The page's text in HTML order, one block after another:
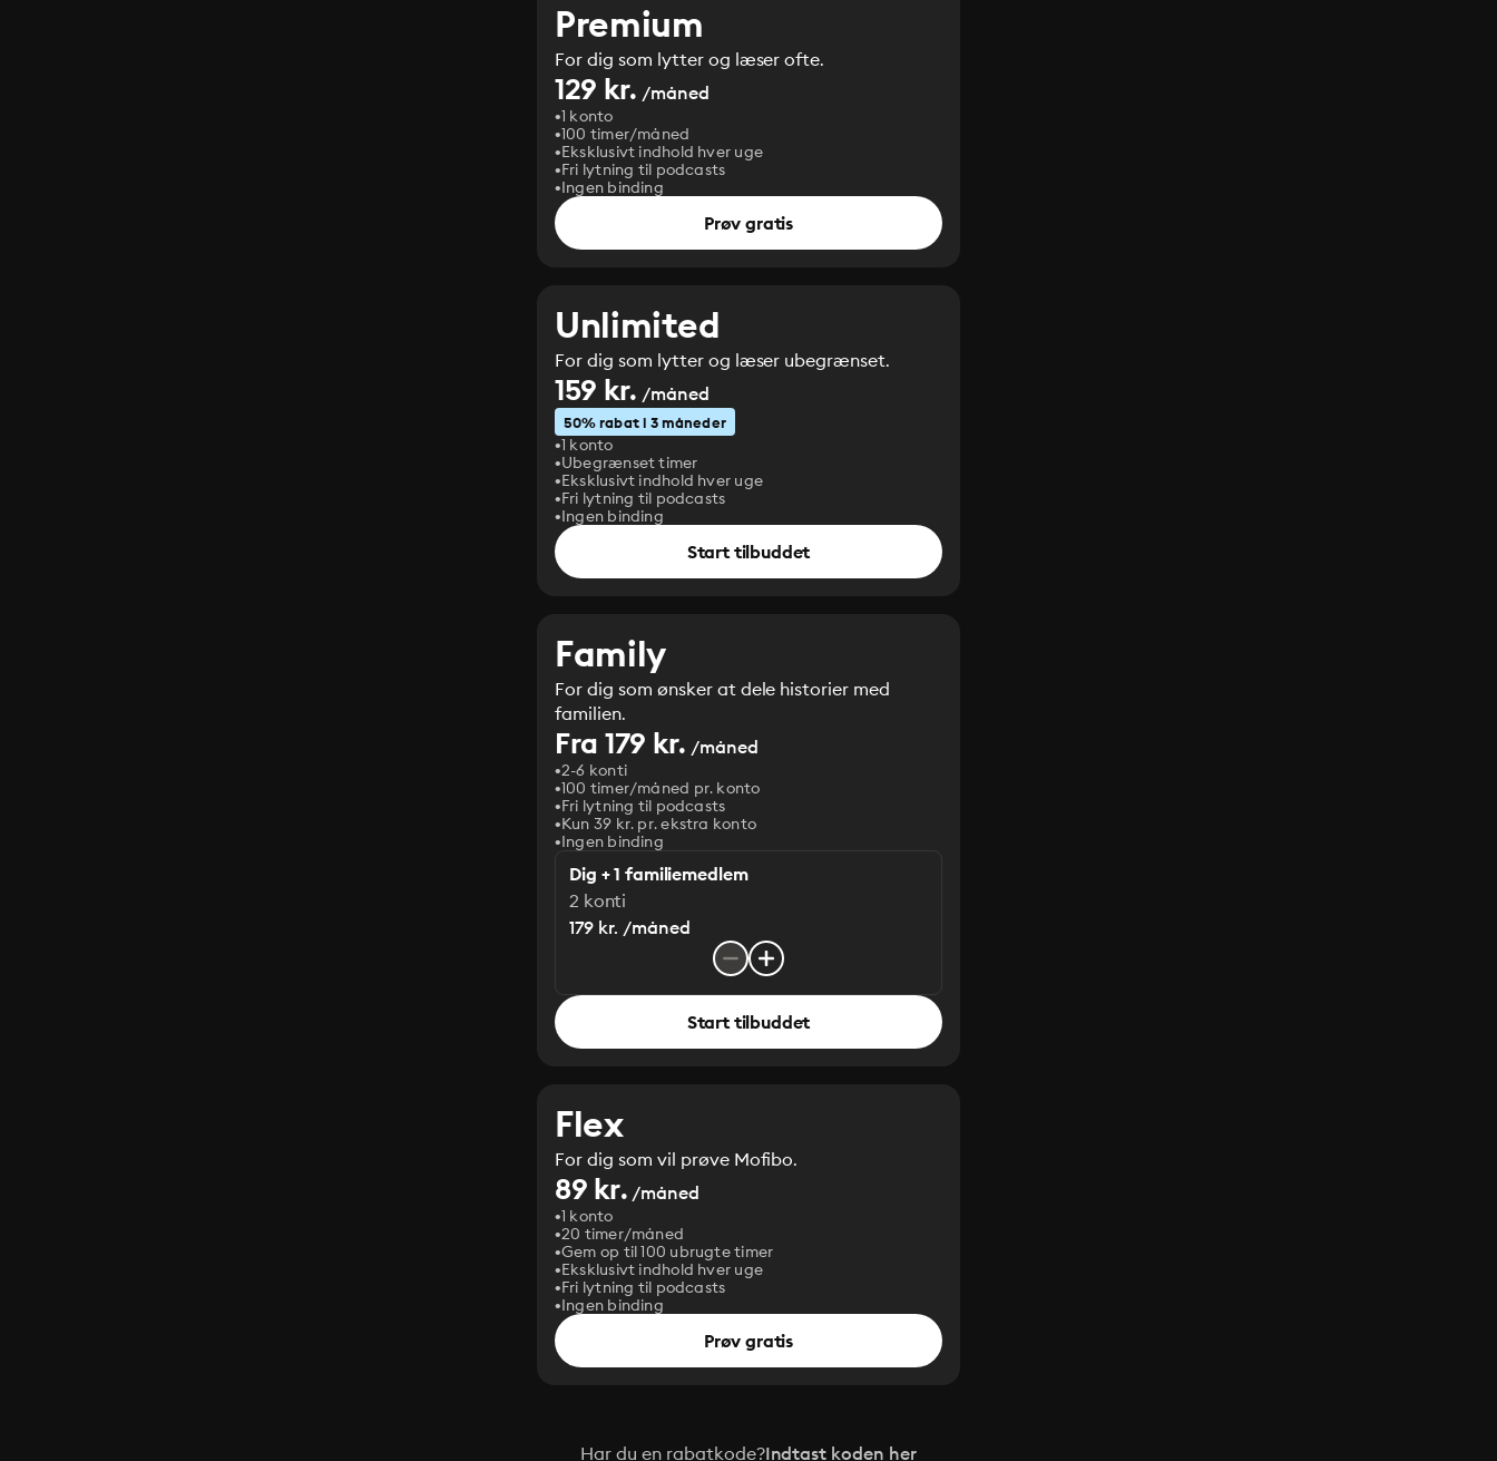
Premium
For dig som lytter og læser ofte.
129 kr. /måned
1 konto
100 timer/måned
Eksklusivt indhold hver uge
Fri lytning til podcasts
Ingen binding
Prøv gratis
Unlimited
For dig som lytter og læser ubegrænset.
159 kr. /måned
50% rabat i 3 måneder
1 konto
Ubegrænset timer
Eksklusivt indhold hver uge
Fri lytning til podcasts
Ingen binding
Start tilbuddet
Family
For dig som ønsker at dele historier med
familien.
Fra 179 kr. /måned
2-6 konti
100 timer/måned pr. konto
Fri lytning til podcasts
Kun 39 kr. pr. ekstra konto
Ingen binding
Dig + 1 familiemedlem
2 konti
179 kr. /måned
Start tilbuddet
Flex
For dig som vil prøve Mofibo.
89 kr. /måned
1 konto
20 timer/måned
Gem op til 100 ubrugte timer
Eksklusivt indhold hver uge
Fri lytning til podcasts
Ingen binding
Prøv gratis
Har du en rabatkode?Indtast koden her